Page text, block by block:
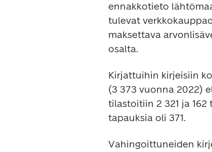
ennakkotieto
tulevat
maksettava
osalta.
Kirjattuihin kirjeisiin
(3 373 vuonna 2022)
tilastoitiin 2 321 ja
tapauksia oli 371.
Vahingoittuneiden